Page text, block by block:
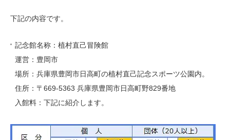
下記の内容です。
記念館名称：植村直己冒険館
運営：豊岡市
場所：兵庫県豊岡市日高町の植村直己記念スポーツ公園内。
住所：〒669-5363 兵庫県豊岡市日高町野829番地
入館料：下記に紹介します。